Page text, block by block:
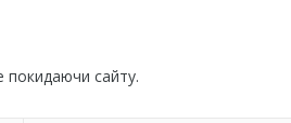
покидаючи сайту.